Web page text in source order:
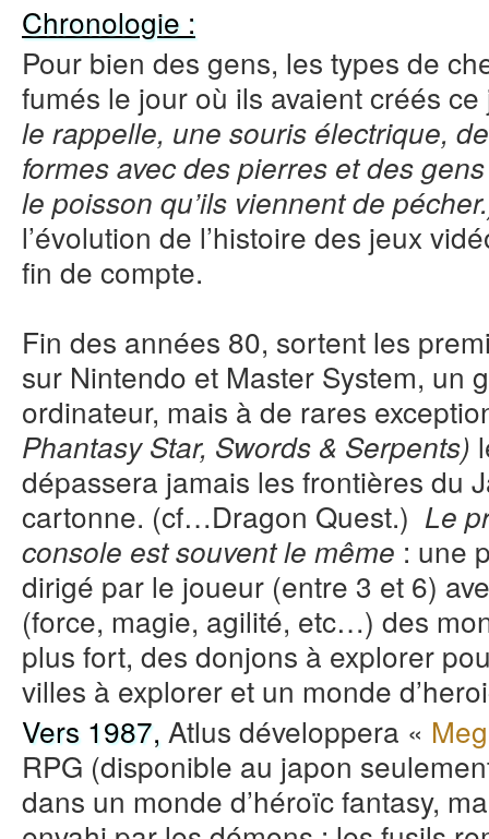
Chronologie :
Pour bien des gens, les types de
fumés le jour où ils avaient créés
le rappelle, une souris électrique,
formes avec des pierres et des
le poisson qu’ils viennent de
l’évolution de l’histoire des jeux
fin de compte.
Fin des années 80, sortent les
sur Nintendo et Master System, un
ordinateur, mais à de rares
Phantasy Star, Swords & Serpents)
dépassera jamais les frontières du
cartonne. (cf…Dragon Quest.) Le
console est souvent le même : une
dirigé par le joueur (entre 3 et 6)
(force, magie, agilité, etc…) des
plus fort, des donjons à explorer
villes à explorer et un monde
Vers 1987, Atlus développera «
RPG (disponible au japon
dans un monde d’héroïc fantasy,